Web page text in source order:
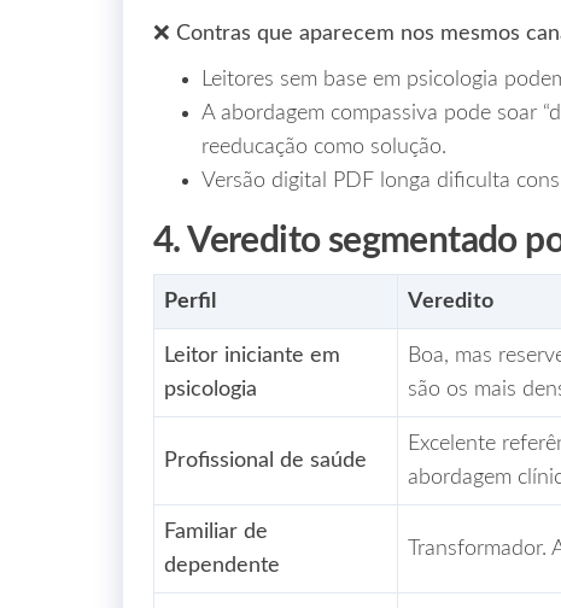
❌ Contras que aparecem nos mesmos
Leitores sem base em psicologia
A abordagem compassiva pode soar
reeducação como solução.
Versão digital PDF longa dificulta
4. Veredito segmentado
Perfil Veredito
Leitor iniciante em
psicologia
Boa, mas
são os mais
Profissional de saúde
Excelente
abordagem
Familiar de
dependente